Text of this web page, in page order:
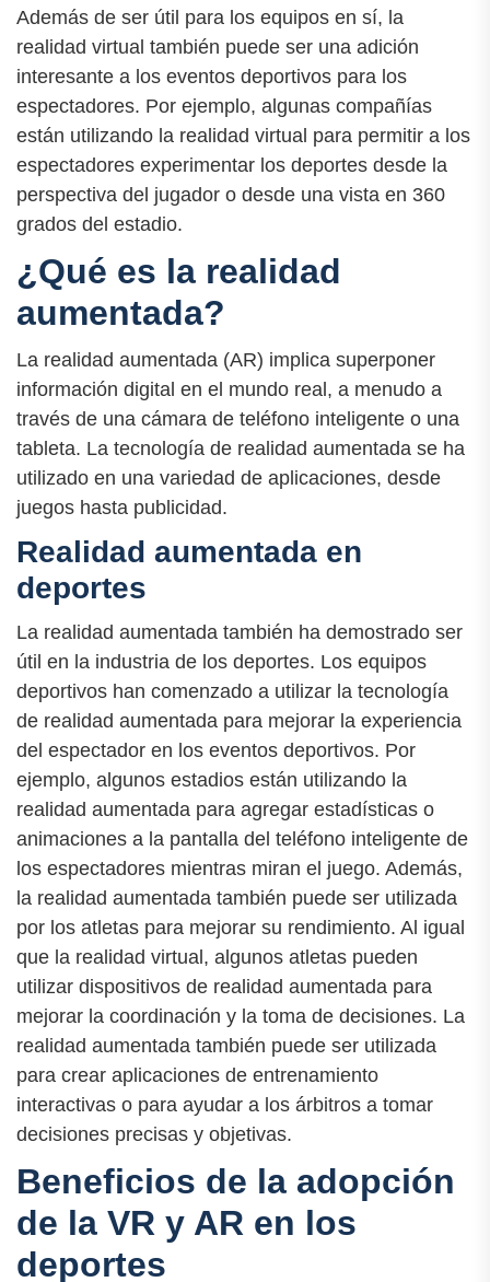
Además de ser útil para los equipos en sí, la
realidad virtual también puede ser una adición
interesante a los eventos deportivos para los
espectadores. Por ejemplo, algunas compañías
están utilizando la realidad virtual para permitir a los
espectadores experimentar los deportes desde la
perspectiva del jugador o desde una vista en 360
grados del estadio.
¿Qué es la realidad
aumentada?
La realidad aumentada (AR) implica superponer
información digital en el mundo real, a menudo a
través de una cámara de teléfono inteligente o una
tableta. La tecnología de realidad aumentada se ha
utilizado en una variedad de aplicaciones, desde
juegos hasta publicidad.
Realidad aumentada en
deportes
La realidad aumentada también ha demostrado ser
útil en la industria de los deportes. Los equipos
deportivos han comenzado a utilizar la tecnología
de realidad aumentada para mejorar la experiencia
del espectador en los eventos deportivos. Por
ejemplo, algunos estadios están utilizando la
realidad aumentada para agregar estadísticas o
animaciones a la pantalla del teléfono inteligente de
los espectadores mientras miran el juego. Además,
la realidad aumentada también puede ser utilizada
por los atletas para mejorar su rendimiento. Al igual
que la realidad virtual, algunos atletas pueden
utilizar dispositivos de realidad aumentada para
mejorar la coordinación y la toma de decisiones. La
realidad aumentada también puede ser utilizada
para crear aplicaciones de entrenamiento
interactivas o para ayudar a los árbitros a tomar
decisiones precisas y objetivas.
Beneficios de la adopción
de la VR y AR en los
deportes